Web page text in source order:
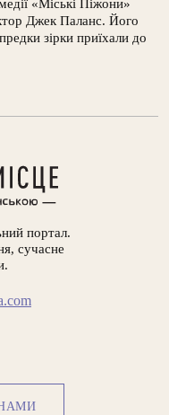
«Міські Піжони»
Джек Паланс. Його
зірки приїхали до
портал.
сучасне